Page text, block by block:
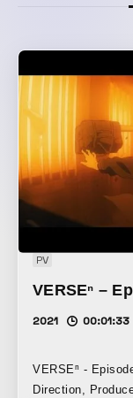
PV
VERSEⁿ –
2021 00:01:33
VERSEⁿ -
Direction,